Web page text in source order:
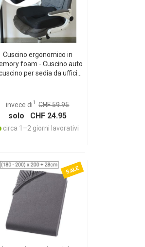
Cuscino ergonomico in
foam - Cuscino auto
per sedia da ufficio
sedute, cuscino per dischi
intervertebrali
invece di1 CHF 59.95
solo CHF 24.95
circa 1–2 giorni lavorativi
SALE